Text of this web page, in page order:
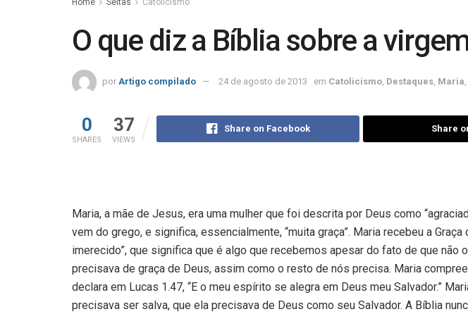
Home Seitas Catolicismo
O que diz a Bíblia sobre a
por Artigo compilado 24 de agosto de 2013 em Catolicismo Destaques Maria
0
SHARES
37
VIEWS
Share on Facebook Share
Maria, a mãe de Jesus, era uma mulher que foi descrita por Deus como
vem do grego, e significa, essencialmente, “muita graça”. Maria recebeu a Graça
imerecido”, que significa que é algo que recebemos apesar do fato de que não
precisava de graça de Deus, assim como o resto de nós precisa. Maria
declara em Lucas 1.47, “E o meu espírito se alegra em Deus meu Salvador.”
precisava ser salva, que ela precisava de Deus como seu Salvador. A Bíblia